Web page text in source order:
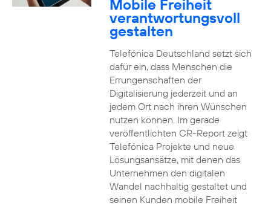
Mobile Freiheit
verantwortungsvoll
gestalten
Telefónica Deutschland setzt sich
dafür ein, dass Menschen die
Errungenschaften der
Digitalisierung jederzeit und an
jedem Ort nach ihren Wünschen
nutzen können. Im gerade
veröffentlichten CR-Report zeigt
Telefónica Projekte und neue
Lösungsansätze, mit denen das
Unternehmen den digitalen
Wandel nachhaltig gestaltet und
seinen Kunden mobile Freiheit